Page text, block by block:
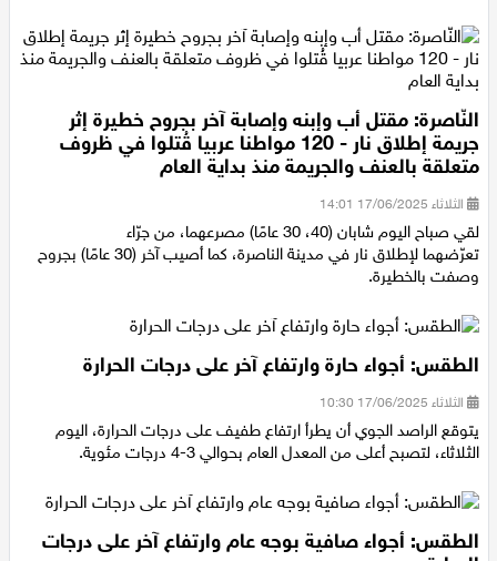
النّاصرة: مقتل أب وإبنه وإصابة آخر بجروح خطيرة إثر
جريمة إطلاق نار - 120 مواطنا عربيا قُتلوا في ظروف
متعلقة بالعنف والجريمة منذ بداية العام
الثلاثاء 17/06/2025 14:01
لقي صباح اليوم شابان (40، 30 عامًا) مصرعهما، من جرّاء
الطقس: أجواء حارة وارتفاع آخر على درجات الحرارة
الثلاثاء 17/06/2025 10:30
يتوقع الراصد الجوي أن يطرأ ارتفاع طفيف على درجات الحرارة، اليوم